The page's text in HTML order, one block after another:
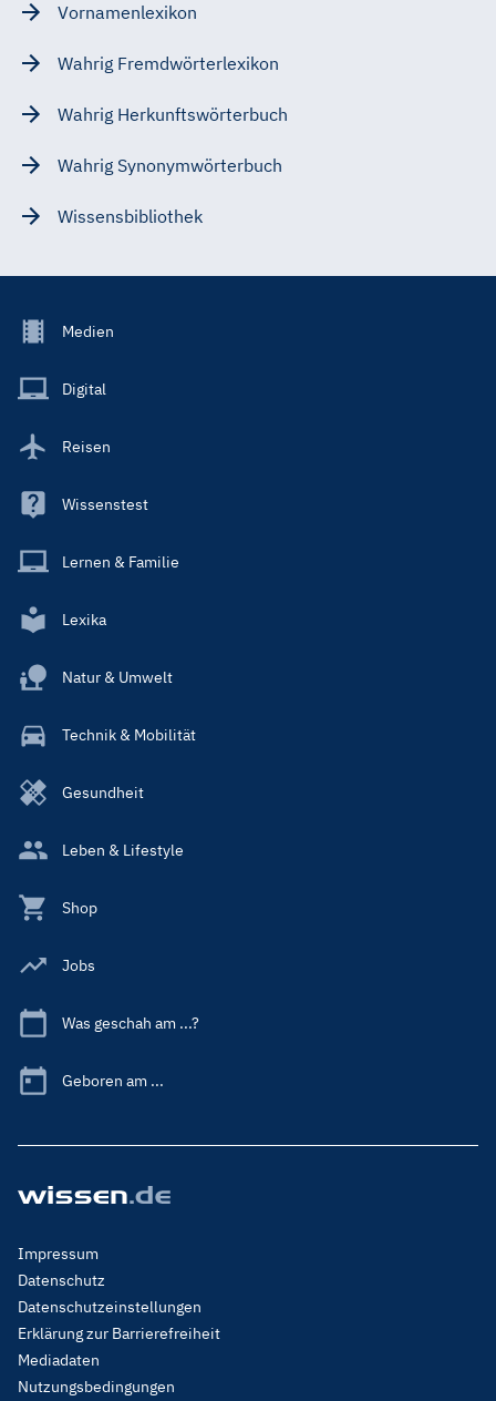
Vornamenlexikon
Wahrig Fremdwörterlexikon
Wahrig Herkunftswörterbuch
Wahrig Synonymwörterbuch
Wissensbibliothek
Footer
Main
Medien
Digital
Reisen
Wissenstest
Lernen & Familie
Lexika
Natur & Umwelt
Technik & Mobilität
Gesundheit
Leben & Lifestyle
Shop
Jobs
Was geschah am ...?
Geboren am ...
Footer
Menu
Legal
Impressum
Datenschutz
Datenschutzeinstellungen
Erklärung zur Barrierefreiheit
Mediadaten
Nutzungsbedingungen